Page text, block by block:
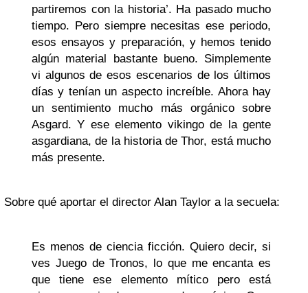
partiremos con la historia’. Ha pasado mucho
tiempo. Pero siempre necesitas ese periodo,
esos ensayos y preparación, y hemos tenido
algún material bastante bueno. Simplemente
vi algunos de esos escenarios de los últimos
días y tenían un aspecto increíble. Ahora hay
un sentimiento mucho más orgánico sobre
Asgard. Y ese elemento vikingo de la gente
asgardiana, de la historia de Thor, está mucho
más presente.
Sobre qué aportar el director Alan Taylor a la secuela:
Es menos de ciencia ficción. Quiero decir, si
ves Juego de Tronos, lo que me encanta es
que tiene ese elemento mítico pero está